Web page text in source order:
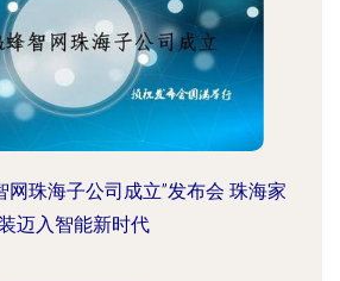
网珠海子公司成立”发布会 珠海家
迈入智能新时代